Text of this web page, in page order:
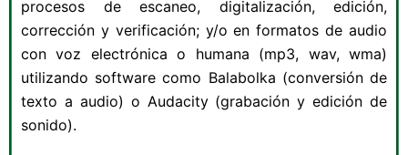
procesos de escaneo, digitalización, edición,
corrección y verificación; y/o en formatos de audio
con voz electrónica o humana (mp3, wav, wma)
utilizando software como Balabolka (conversión de
texto a audio) o Audacity (grabación y edición de
sonido).